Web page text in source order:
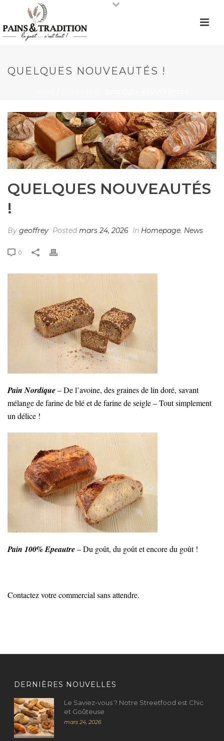
QUELQUES NOUVEAUTÉS !
QUELQUES NOUVEAUTÉS
!
By geoffrey Posted mars 24, 2026 In Homepage, News
0
Pain Nordique– De l’avoine, des graines de lin doré, savant
mélange de farine de blé et de farine de seigle – Tout simplement
un délice !
Pain 100% Epeautre– Du goût, du goût et encore du goût !
Contactez votre commercial sans attendre.
DERNIÈRES NOUVELLES
Le Saviez-vous ? Notre Streetfood est Chic
et Goûteuse
mars 24, 2026